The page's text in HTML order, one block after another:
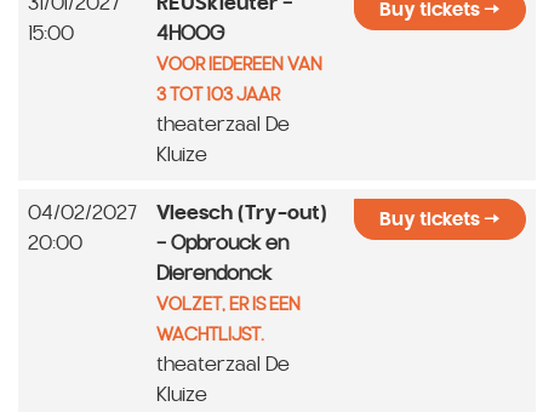
15:00
4HOOG
VOOR IEDEREEN VAN
3 TOT 103 JAAR
theaterzaal De
Kluize
Buy tickets
04/02/2027
20:00
Vleesch (Try-out)
- Opbrouck en
Dierendonck
VOLZET, ER IS EEN
WACHTLIJST.
theaterzaal De
Kluize
Buy tickets